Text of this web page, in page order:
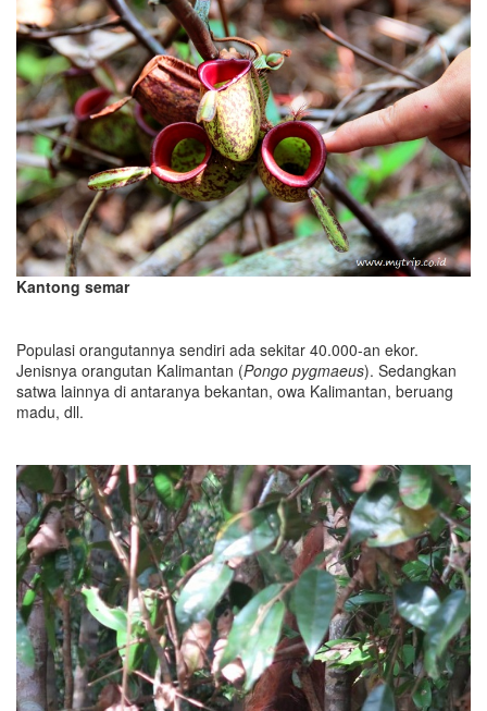
Kantong semar
Populasi orangutannya sendiri ada sekitar 40.000-an ekor.
Jenisnya orangutan Kalimantan (Pongo pygmaeus). Sedangkan
satwa lainnya di antaranya bekantan, owa Kalimantan, beruang
madu, dll.